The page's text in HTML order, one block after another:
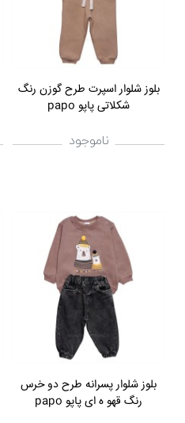
بلوز شلوار اسپرت طرح گوزن رنگ
شکلاتی پاپو papo
ناموجود
بلوز شلوار پسرانه طرح دو خرس
رنگ قهو ه ای پاپو papo